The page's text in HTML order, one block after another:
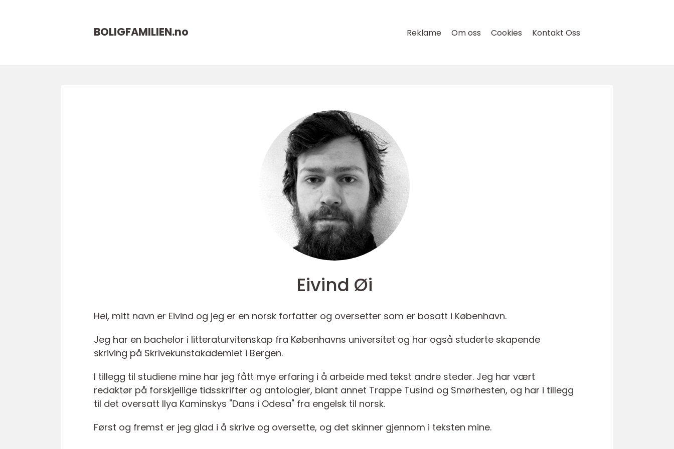
BOLIGFAMILIEN.no Reklame Om oss Cookies Kontakt Oss
Eivind Øi
Hei, mitt navn er Eivind og jeg er en norsk forfatter og oversetter som er bosatt i København.
Jeg har en bachelor i litteraturvitenskap fra Københavns universitet og har også studerte skapende
skriving på Skrivekunstakademiet i Bergen.
I tillegg til studiene mine har jeg fått mye erfaring i å arbeide med tekst andre steder. Jeg har vært
redaktør på forskjellige tidsskrifter og antologier, blant annet Trappe Tusind og Smørhesten, og har i tillegg
til det oversatt Ilya Kaminskys "Dans i Odesa" fra engelsk til norsk.
Først og fremst er jeg glad i å skrive og oversette, og det skinner gjennom i teksten mine.